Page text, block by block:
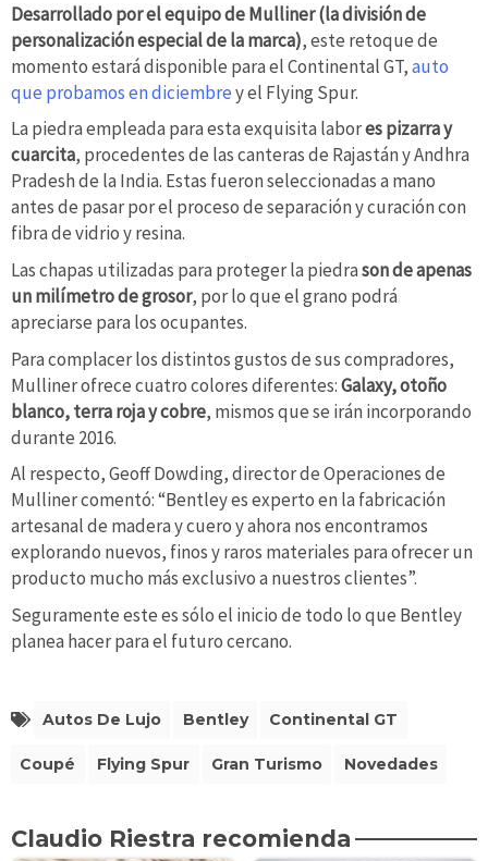
Desarrollado por el equipo de Mulliner (la división de
personalización especial de la marca), este retoque de
momento estará disponible para el Continental GT,auto
que probamos en diciembrey el Flying Spur.
La piedra empleada para esta exquisita labores pizarra y
cuarcita, procedentes de las canteras de Rajastán y Andhra
Pradesh de la India. Estas fueron seleccionadas a mano
antes de pasar por el proceso de separación y curación con
fibra de vidrio y resina.
Las chapas utilizadas para proteger la piedrason de apenas
un milímetro de grosor, por lo que el grano podrá
apreciarse para los ocupantes.
Para complacer los distintos gustos de sus compradores,
Mulliner ofrece cuatro colores diferentes:Galaxy, otoño
blanco, terra roja y cobre, mismos que se irán incorporando
durante 2016.
Al respecto, Geoff Dowding, director de Operaciones de
Mulliner comentó: “Bentley es experto en la fabricación
artesanal de madera y cuero y ahora nos encontramos
explorando nuevos, finos y raros materiales para ofrecer un
producto mucho más exclusivo a nuestros clientes”.
Seguramente este es sólo el inicio de todo lo que Bentley
planea hacer para el futuro cercano.
Autos De Lujo Bentley Continental GT
Coupé Flying Spur Gran Turismo Novedades
Claudio Riestra recomienda